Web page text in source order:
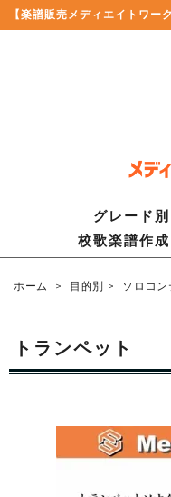
【楽譜販売メディエイトワーク
グレード別
校歌楽譜作成
ホーム > 目的別 > ソロコン
トランペット